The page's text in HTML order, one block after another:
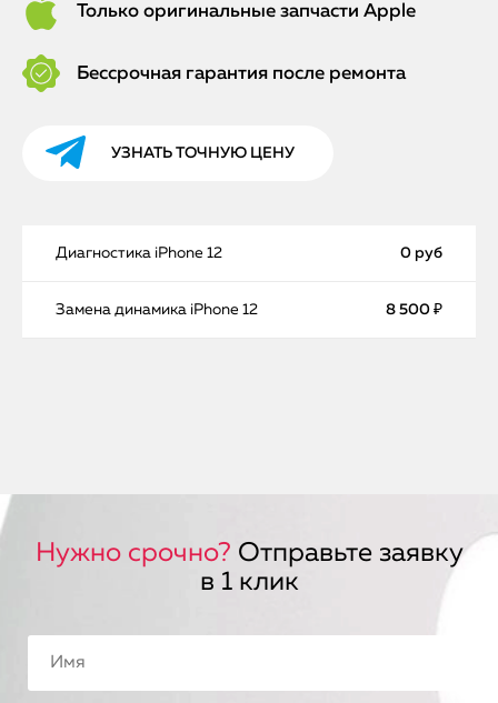
Только оригинальные запчасти Apple
Бессрочная гарантия после ремонта
УЗНАТЬ ТОЧНУЮ ЦЕНУ
Диагностика iPhone 12 0 руб
Замена динамика iPhone 12 8 500 ₽
Нужно срочно? Отправьте заявку
в 1 клик